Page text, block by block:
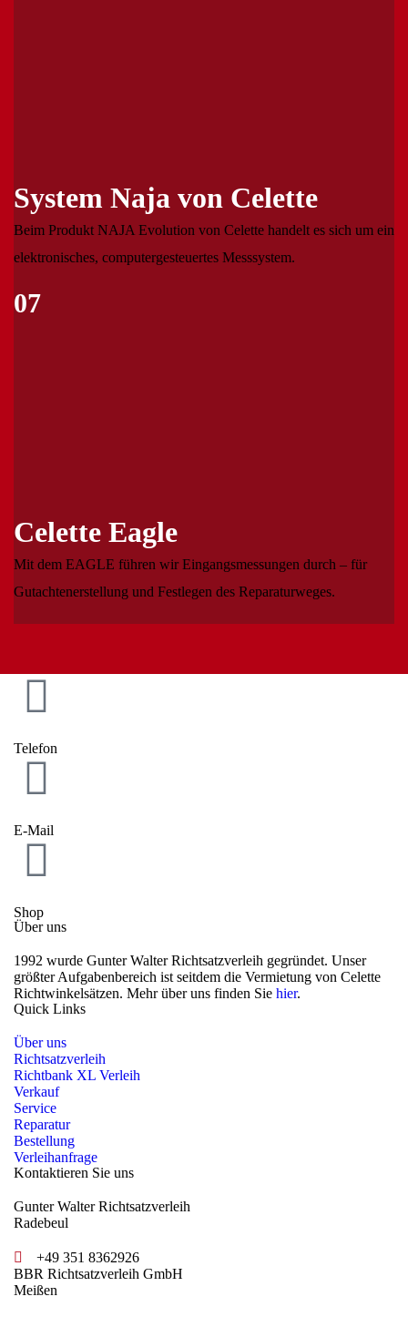
System Naja von Celette
Beim Produkt NAJA Evolution von Celette handelt es sich um ein
elektronisches, computergesteuertes Messsystem.
07
Celette Eagle
Mit dem EAGLE führen wir Eingangsmessungen durch – für
Gutachtenerstellung und Festlegen des Reparaturweges.
Telefon
E-Mail
Shop
Über uns
1992 wurde Gunter Walter Richtsatzverleih gegründet. Unser
größter Aufgabenbereich ist seitdem die Vermietung von Celette
Richtwinkelsätzen. Mehr über uns finden Sie hier.
Quick Links
Über uns
Richtsatzverleih
Richtbank XL Verleih
Verkauf
Service
Reparatur
Bestellung
Verleihanfrage
Kontaktieren Sie uns
Gunter Walter Richtsatzverleih
Radebeul
+49 351 8362926
BBR Richtsatzverleih GmbH
Meißen